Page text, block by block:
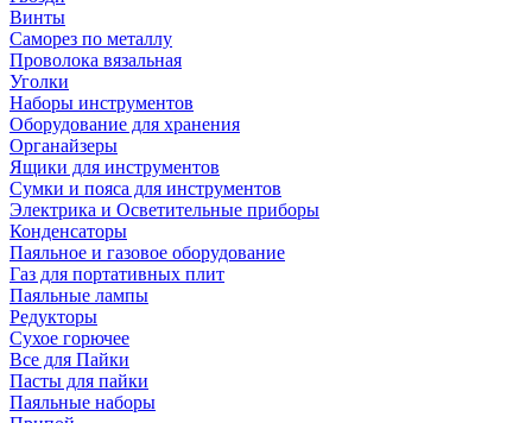
Винты
Саморез по металлу
Проволока вязальная
Уголки
Наборы инструментов
Оборудование для хранения
Органайзеры
Ящики для инструментов
Сумки и пояса для инструментов
Электрика и Осветительные приборы
Конденсаторы
Паяльное и газовое оборудование
Газ для портативных плит
Паяльные лампы
Редукторы
Сухое горючее
Все для Пайки
Пасты для пайки
Паяльные наборы